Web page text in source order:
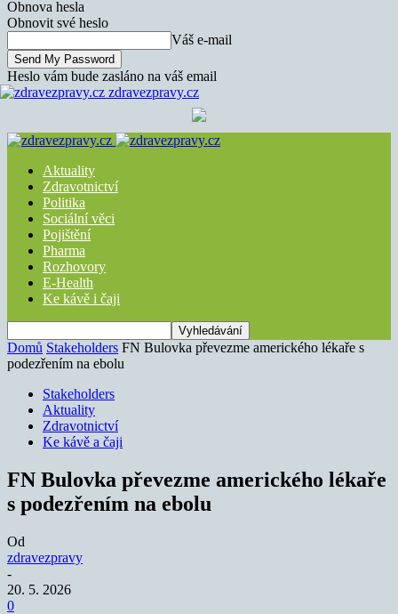
Obnova hesla
Obnovit své heslo
Váš e-mail
Heslo vám bude zasláno na váš email
zdravezpravy.cz
Aktuality
Zdravotnictví
Politika
Sociální věci
Pojištění
Pharma
Rozhovory
E-Health
Ke kávě i čaji
Domů Stakeholders FN Bulovka převezme amerického lékaře s
podezřením na ebolu
Stakeholders
Aktuality
Zdravotnictví
Ke kávě a čaji
FN Bulovka převezme amerického lékaře
s podezřením na ebolu
Od
zdravezpravy
-
20. 5. 2026
0